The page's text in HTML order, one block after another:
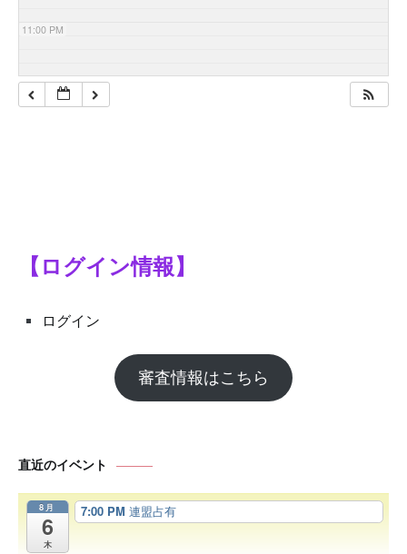
11:00 PM
【ログイン情報】
ログイン
審査情報はこちら
直近のイベント
8月
6
木
7:00 PM 連盟占有